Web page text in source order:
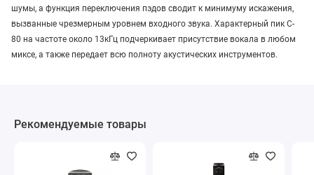
шумы, а функция переключения пэдов сводит к минимуму искажения,
вызванные чрезмерным уровнем входного звука. Характерный пик C-
80 на частоте около 13кГц подчеркивает присутствие вокала в любом
миксе, а также передает всю полноту акустических инструментов.
Рекомендуемые товары